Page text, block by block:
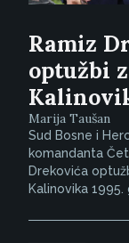
Ramiz
optužbi
Marija Taušan
Sud Bosne i
komandanta
Drekovića
Kalinovika 1995.